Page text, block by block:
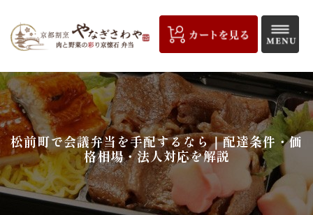
ツ
へ
ス
キ
プ
京
都
割
烹
や
松前町で会議弁当を手配するなら｜配達条件・価
格相場・法人対応を解説